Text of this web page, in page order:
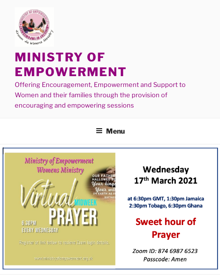
MINISTRY OF
EMPOWERMENT
Offering Encouragement, Empowerment and Support to
Women and their families through the provision of
encouraging and empowering sessions
Menu